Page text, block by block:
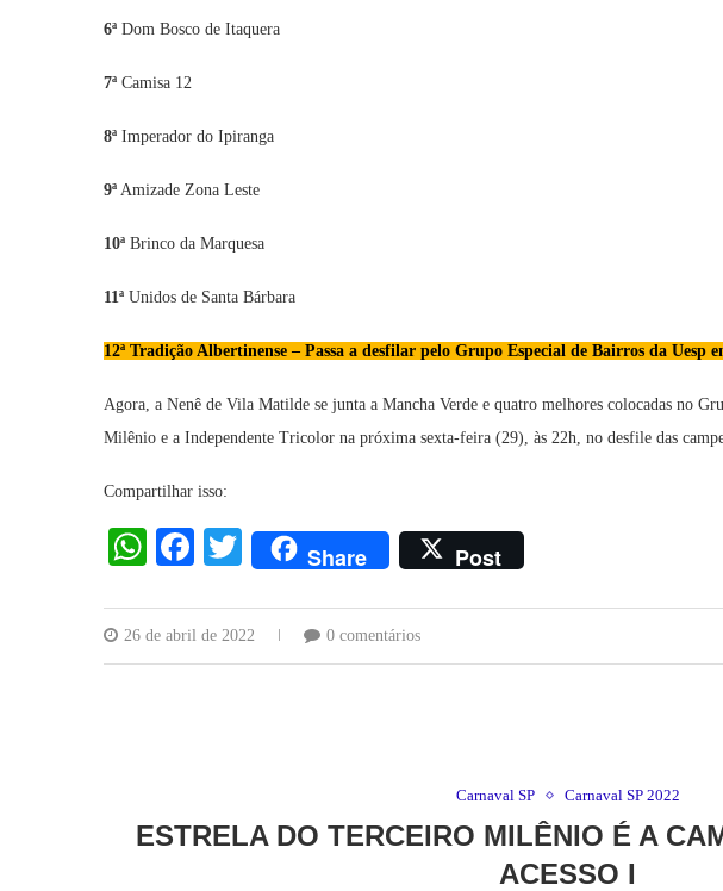
6ª Dom Bosco de Itaquera
7ª Camisa 12
8ª Imperador do Ipiranga
9ª Amizade Zona Leste
10ª Brinco da Marquesa
11ª Unidos de Santa Bárbara
12ª Tradição Albertinense – Passa a desfilar pelo Grupo Especial de Bairros da Uesp
Agora, a Nenê de Vila Matilde se junta a Mancha Verde e quatro melhores colocadas no
Milênio e a Independente Tricolor na próxima sexta-feira (29), às 22h, no desfile das
Compartilhar isso:
WhatsApp
Facebook
Twitter
Share Post
26 de abril de 2022 0 comentários
Carnaval SP Carnaval SP 2022
ESTRELA DO TERCEIRO MILÊNIO É A
ACESSO I